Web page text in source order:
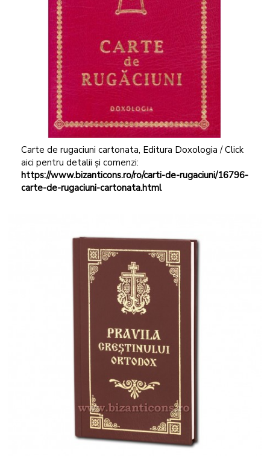
Carte de rugaciuni cartonata, Editura Doxologia / Click
aici pentru detalii și comenzi:
https://www.bizanticons.ro/ro/carti-de-rugaciuni/16796-
carte-de-rugaciuni-cartonata.html